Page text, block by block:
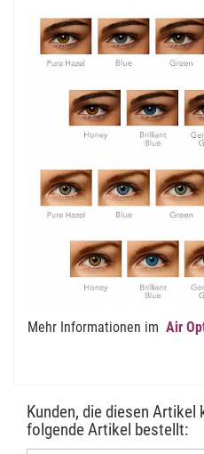
Mehr Informationen im Air
Kunden, die diesen Artikel
folgende Artikel bestellt: